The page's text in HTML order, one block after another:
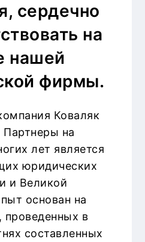
сердечно
на
нашей
фирмы.
Коваляк
Партнеры на
лет является
юридических
и Великой
основан на
проведенных в
составленных